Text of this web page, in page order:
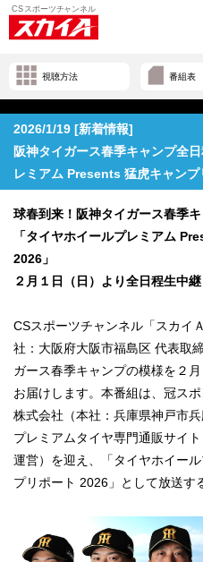
視聴方法 番組表
2026/1/19 [新着情報]
阪神タイガース春季キャンプ全
レミアム Presents 猛虎キャンプ
球春到来！阪神タイガース春季
「タイヤホイールプレミアム
2026」
２月１日（日）より全日程生中継
CSスポーツチャンネル「スカイ
社：大阪府大阪市福島区 代表取
ガース春季キャンプの模様を２
お届けします。本番組は、冠ス
株式会社（本社：兵庫県神戸市
プレミアムタイヤ専門通販サイ
運営）を迎え、「タイヤホイー
プリポート 2026」として放送す